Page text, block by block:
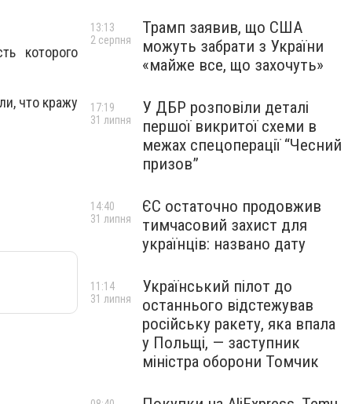
которого
что кражу
Трамп заявив, що США
можуть забрати з України
«майже все, що захочуть»
13:13
2 серпня
У ДБР розповіли деталі
першої викритої схеми в
межах спецоперації “Чесний
призов”
17:19
31 липня
ЄС остаточно продовжив
тимчасовий захист для
українців: названо дату
14:40
31 липня
Український пілот до
останнього відстежував
російську ракету, яка впала
у Польщі, — заступник
міністра оборони Томчик
11:14
31 липня